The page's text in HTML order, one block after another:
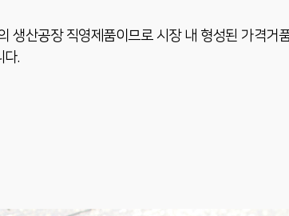
생산공장 직영제품이므로 시장 내 형성된 가격거
다.